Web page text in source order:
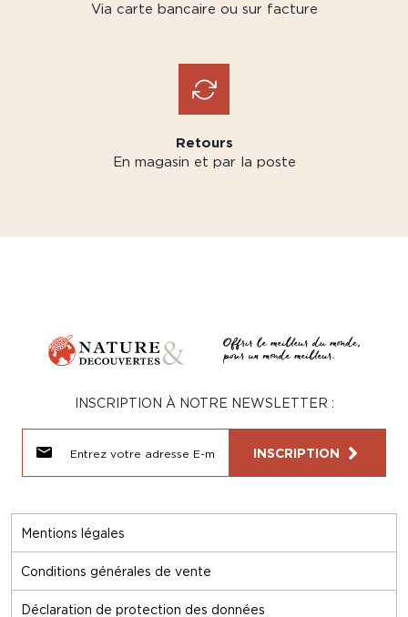
Via carte bancaire ou sur facture
Retours
En magasin et par la poste
Mentions légales
Conditions générales de vente
Déclaration de protection des données
INSCRIPTION À NOTRE NEWSLETTER :
INSCRIPTION